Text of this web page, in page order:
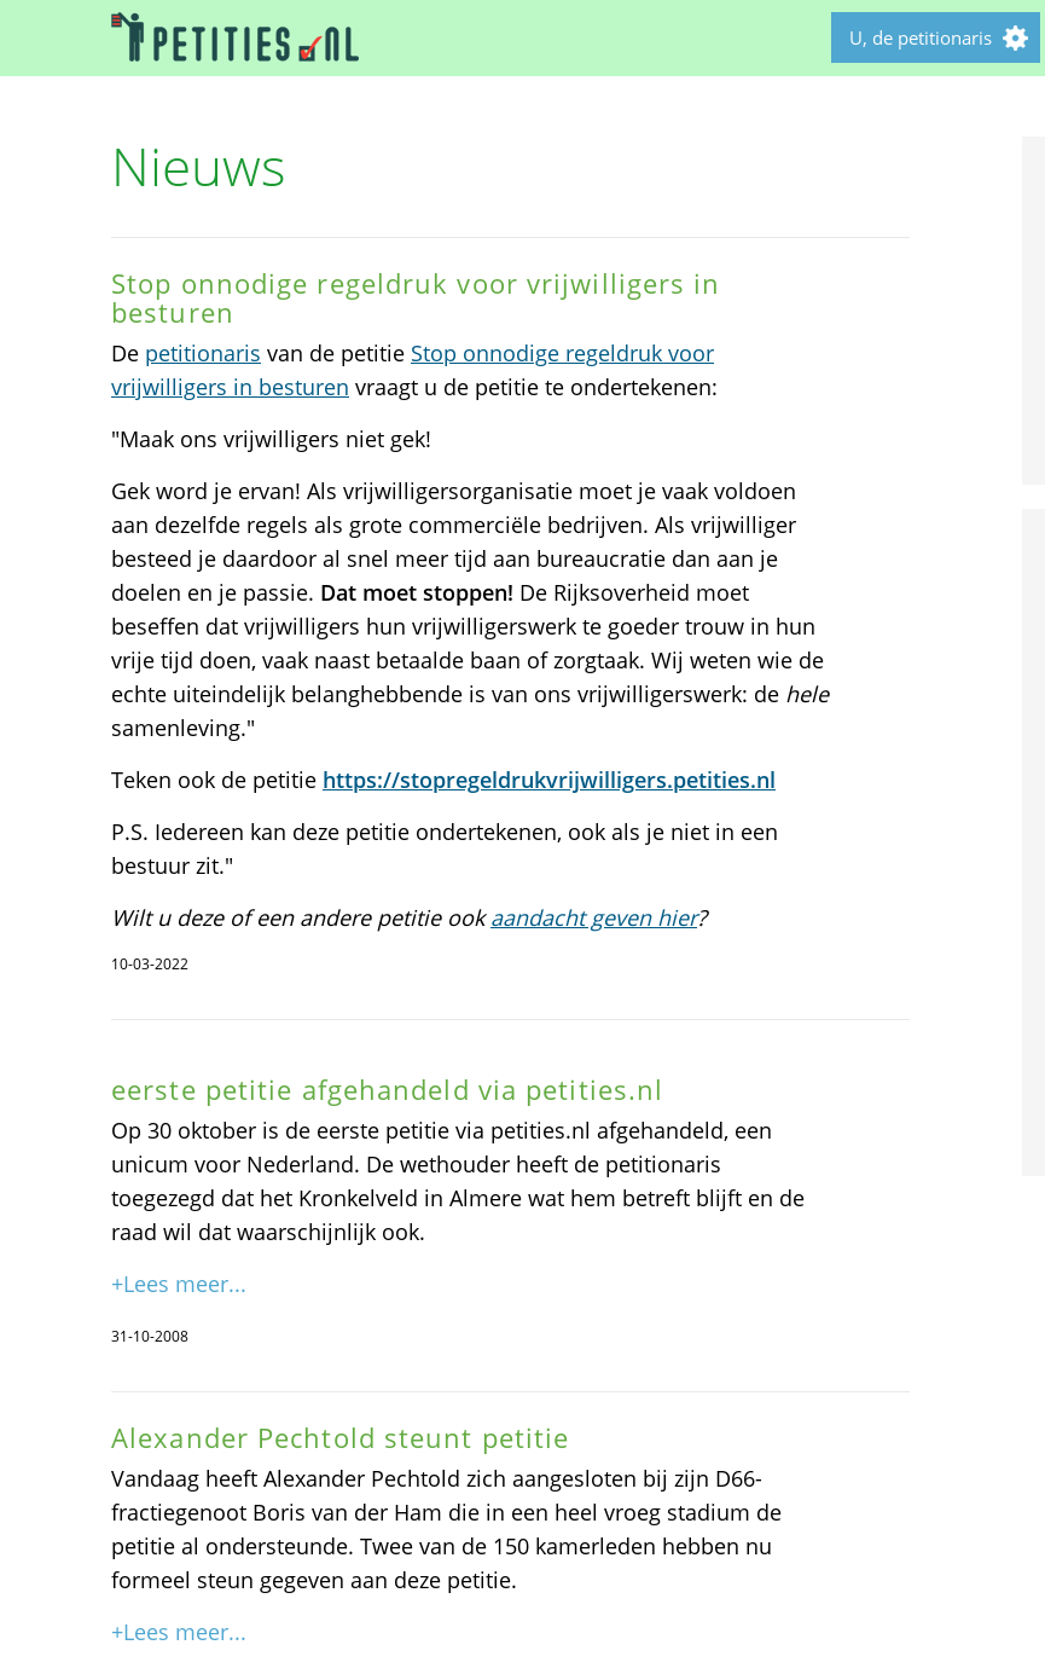
U, de petitionaris
Nieuws
Stop onnodige regeldruk voor vrijwilligers in
besturen
De petitionaris van de petitie Stop onnodige regeldruk voor
vrijwilligers in besturen vraagt u de petitie te ondertekenen:
"Maak ons vrijwilligers niet gek!
Gek word je ervan! Als vrijwilligersorganisatie moet je vaak voldoen
aan dezelfde regels als grote commerciële bedrijven. Als vrijwilliger
besteed je daardoor al snel meer tijd aan bureaucratie dan aan je
doelen en je passie. Dat moet stoppen! De Rijksoverheid moet
beseffen dat vrijwilligers hun vrijwilligerswerk te goeder trouw in hun
vrije tijd doen, vaak naast betaalde baan of zorgtaak. Wij weten wie de
echte uiteindelijk belanghebbende is van ons vrijwilligerswerk: de hele
samenleving."
Teken ook de petitie https://stopregeldrukvrijwilligers.petities.nl
P.S. Iedereen kan deze petitie ondertekenen, ook als je niet in een
bestuur zit."
Wilt u deze of een andere petitie ookaandacht geven hier?
10-03-2022
eerste petitie afgehandeld via petities.nl
Op 30 oktober is de eerste petitie via petities.nl afgehandeld, een
unicum voor Nederland. De wethouder heeft de petitionaris
toegezegd dat het Kronkelveld in Almere wat hem betreft blijft en de
raad wil dat waarschijnlijk ook.
+Lees meer...
31-10-2008
Alexander Pechtold steunt petitie
Vandaag heeft Alexander Pechtold zich aangesloten bij zijn D66-
fractiegenoot Boris van der Ham die in een heel vroeg stadium de
petitie al ondersteunde. Twee van de 150 kamerleden hebben nu
formeel steun gegeven aan deze petitie.
+Lees meer...